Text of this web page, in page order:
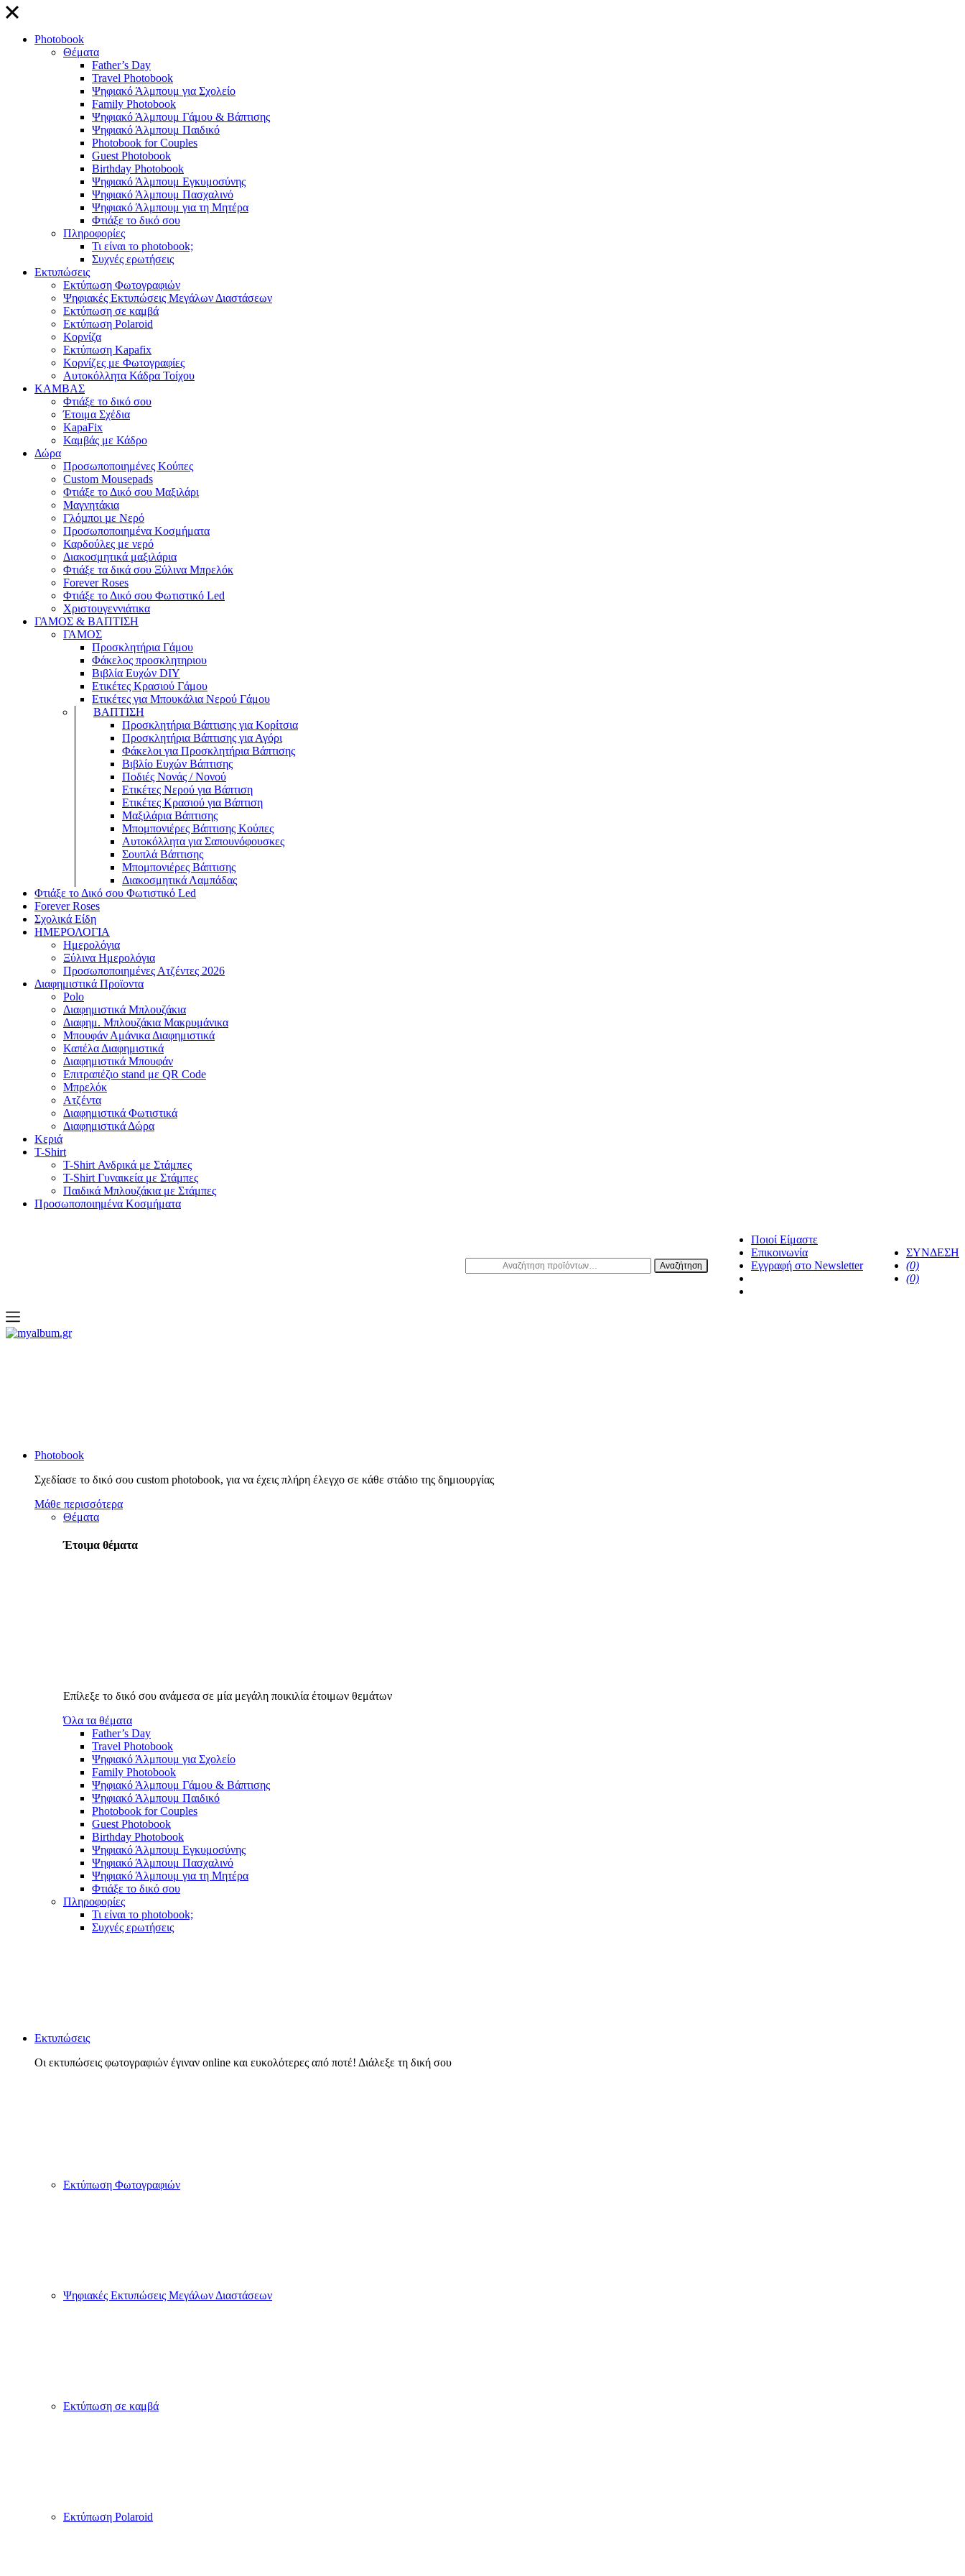
close
Photobook
Θέματα
Father’s Day
Travel Photobook
Ψηφιακό Άλμπουμ για Σχολείο
Family Photobook
Ψηφιακό Άλμπουμ Γάμου & Βάπτισης
Ψηφιακό Άλμπουμ Παιδικό
Photobook for Couples
Guest Photobook
Birthday Photobook
Ψηφιακό Άλμπουμ Εγκυμοσύνης
Ψηφιακό Άλμπουμ Πασχαλινό
Ψηφιακό Άλμπουμ για τη Μητέρα
Φτιάξε το δικό σου
Πληροφορίες
Τι είναι το photobook;
Συχνές ερωτήσεις
Εκτυπώσεις
Εκτύπωση Φωτογραφιών
Ψηφιακές Εκτυπώσεις Μεγάλων Διαστάσεων
Εκτύπωση σε καμβά
Εκτύπωση Polaroid
Κορνίζα
Εκτύπωση Kapafix
Κορνίζες με Φωτογραφίες
Αυτοκόλλητα Κάδρα Τοίχου
ΚΑΜΒΑΣ
Φτιάξε το δικό σου
Έτοιμα Σχέδια
KapaFix
Καμβάς με Κάδρο
Δώρα
Προσωποποιημένες Κούπες
Custom Mousepads
Φτιάξε το Δικό σου Μαξιλάρι
Μαγνητάκια
Γλόµποι µε Νερό
Προσωποποιημένα Κοσμήματα
Καρδούλες με νερό
Διακοσμητικά μαξιλάρια
Φτιάξε τα δικά σου Ξύλινα Μπρελόκ
Forever Roses
Φτιάξε το Δικό σου Φωτιστικό Led
Χριστουγεννιάτικα
ΓΑΜΟΣ & ΒΑΠΤΙΣΗ
ΓΑΜΟΣ
Προσκλητήρια Γάμου
Φάκελος προσκλητηριου
Βιβλία Ευχών DIY
Ετικέτες Κρασιού Γάμου
Ετικέτες για Μπουκάλια Νερού Γάμου
ΒΑΠΤΙΣΗ
Προσκλητήρια Βάπτισης για Κορίτσια
Προσκλητήρια Βάπτισης για Αγόρι
Φάκελοι για Προσκλητήρια Βάπτισης
Βιβλίο Ευχών Βάπτισης
Ποδιές Νονάς / Νονού
Ετικέτες Νερού για Βάπτιση
Ετικέτες Κρασιού για Βάπτιση
Μαξιλάρια Βάπτισης
Μπομπονιέρες Βάπτισης Κούπες
Αυτοκόλλητα για Σαπουνόφουσκες
Σουπλά Βάπτισης
Μπομπονιέρες Βάπτισης
Διακοσμητικά Λαμπάδας
Φτιάξε το Δικό σου Φωτιστικό Led
Forever Roses
Σχολικά Είδη
ΗΜΕΡΟΛΟΓΙΑ
Ημερολόγια
Ξύλινα Ημερολόγια
Προσωποποιημένες Ατζέντες 2026
Διαφημιστικά Προϊοντα
Polo
Διαφημιστικά Μπλουζάκια
Διαφημ. Μπλουζάκια Μακρυμάνικα
Μπουφάν Αμάνικα Διαφημιστικά
Καπέλα Διαφημιστικά
Διαφημιστικά Μπουφάν
Επιτραπέζιο stand με QR Code
Μπρελόκ
Ατζέντα
Διαφημιστικά Φωτιστικά
Διαφημιστικά Δώρα
Κεριά
T-Shirt
T-Shirt Ανδρικά με Στάμπες
T-Shirt Γυναικεία με Στάμπες
Παιδικά Μπλουζάκια με Στάμπες
Προσωποποιημένα Κοσμήματα
Αναζήτηση
για:
Αναζήτηση
Ποιοί Είμαστε
Επικοινωνία
Εγγραφή στο Newsletter
ΣΥΝΔΕΣΗ
(0)
(0)
open
Photobook
Σχεδίασε το δικό σου custom photobook, για να έχεις πλήρη έλεγχο σε κάθε στάδιο της δημιουργίας
Μάθε περισσότερα
Θέματα
Έτοιμα θέματα
Επίλεξε το δικό σου ανάμεσα σε μία μεγάλη ποικιλία έτοιμων θεμάτων
Όλα τα θέματα
Father’s Day
Travel Photobook
Ψηφιακό Άλμπουμ για Σχολείο
Family Photobook
Ψηφιακό Άλμπουμ Γάμου & Βάπτισης
Ψηφιακό Άλμπουμ Παιδικό
Photobook for Couples
Guest Photobook
Birthday Photobook
Ψηφιακό Άλμπουμ Εγκυμοσύνης
Ψηφιακό Άλμπουμ Πασχαλινό
Ψηφιακό Άλμπουμ για τη Μητέρα
Φτιάξε το δικό σου
Πληροφορίες
Τι είναι το photobook;
Συχνές ερωτήσεις
Εκτυπώσεις
Οι εκτυπώσεις φωτογραφιών έγιναν online και ευκολότερες από ποτέ! Διάλεξε τη δική σου
Εκτύπωση Φωτογραφιών
Ψηφιακές Εκτυπώσεις Μεγάλων Διαστάσεων
Εκτύπωση σε καμβά
Εκτύπωση Polaroid